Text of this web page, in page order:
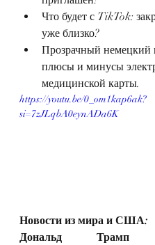
Что будет с TikTok:
уже близко?
Прозрачный немецкий
плюсы и минусы
медицинской карты.
https://youtu.be/0_om1kap6ak?
si=7zJLqbA0eynADa6K
Новости из мира и США:
Дональд Трамп